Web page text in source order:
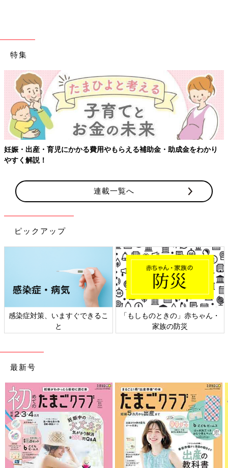
特集
妊娠・出産・育児にかかる費用やもらえる補助金・助成金をわかり
やすく解説！
連載一覧へ
ピックアップ
感染症対策、いますぐできるこ
と
「もしものときの」赤ちゃん・
家族の防災
最新号